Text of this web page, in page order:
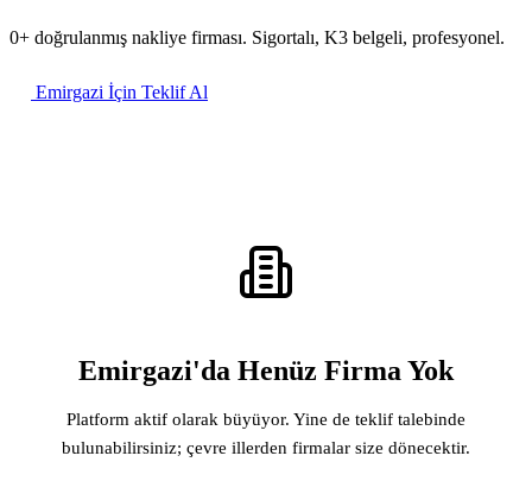
0+ doğrulanmış nakliye firması. Sigortalı, K3 belgeli, profesyonel.
Emirgazi İçin Teklif Al
Emirgazi'da Henüz Firma Yok
Platform aktif olarak büyüyor. Yine de teklif talebinde
bulunabilirsiniz; çevre illerden firmalar size dönecektir.